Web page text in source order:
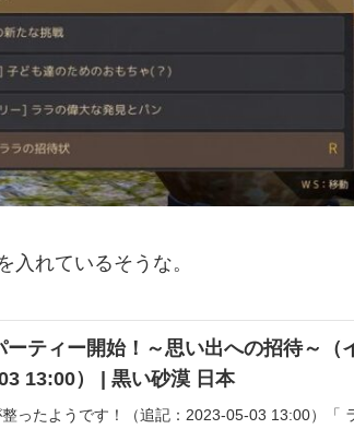
れているそうな。
ティー開始！～思い出への招待～（
13:00） | 黒い砂漠 日本
ったようです！（追記：2023-05-03 13:00）「